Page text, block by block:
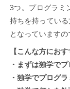
3つ。プログラミ
持ちを持ってい
となっています
【こんな方におす
・まずは独学で
・独学でプログ